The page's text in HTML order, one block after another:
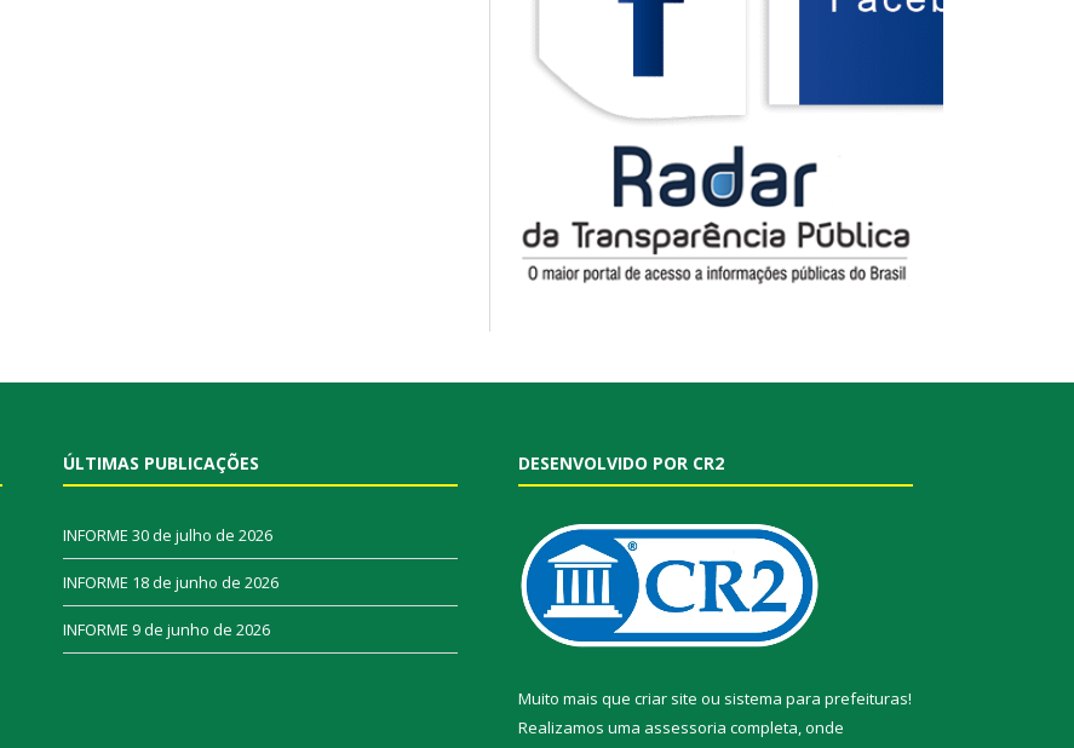
ÚLTIMAS PUBLICAÇÕES
INFORME 30 de julho de 2026
INFORME 18 de junho de 2026
INFORME 9 de junho de 2026
DESENVOLVIDO POR CR2
Muito mais que criar site ou sistema para prefeituras!
Realizamos uma assessoria completa, onde